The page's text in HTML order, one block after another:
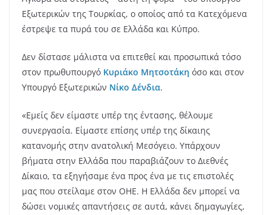
Εξωτερικών της Τουρκίας, ο οποίος από τα Κατεχόμενα
έστρεψε τα πυρά του σε Ελλάδα και Κύπρο.
Δεν δίστασε μάλιστα να επιτεθεί και προσωπικά τόσο
στον πρωθυπουργό Κυριάκο Μητσοτάκη όσο και στον
Υπουργό Εξωτερικών Νίκο Δένδια.
«Εμείς δεν είμαστε υπέρ της έντασης, θέλουμε
συνεργασία. Είμαστε επίσης υπέρ της δίκαιης
κατανομής στην ανατολική Μεσόγειο. Υπάρχουν
βήματα στην Ελλάδα που παραβιάζουν το Διεθνές
Δίκαιο, τα εξηγήσαμε ένα προς ένα με τις επιστολές
μας που στείλαμε στον ΟΗΕ. Η Ελλάδα δεν μπορεί να
δώσει νομικές απαντήσεις σε αυτά, κάνει δημαγωγίες,